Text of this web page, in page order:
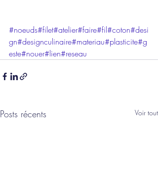
#noeuds#filet#atelier#faire#fil#coton#desi
gn#designculinaire#materiau#plasticite#g
este#nouer#lien#reseau
Posts récents Voir tout